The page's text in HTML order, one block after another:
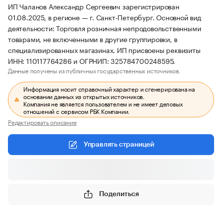
ИП Чаланов Александр Сергеевич зарегистрирован
01.08.2025, в регионе — г. Санкт-Петербург. Основной вид
деятельности: Торговля розничная непродовольственными
товарами, не включенными в другие группировки, в
специализированных магазинах. ИП присвоены реквизиты
ИНН: 110117764286 и ОГРНИП: 325784700248595.
Данные получены из публичных государственных источников.
Информация носит справочный характер и сгенерирована на
основании данных из открытых источников.
Компания не является пользователем и не имеет деловых
отношений с сервисом РБК Компании.
Редактировать описание
Управлять страницей
Поделиться